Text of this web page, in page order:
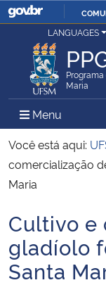
Ministério da Justiça e
Ministério da Defesa
Ministério das Relações
Ministério da Economia
Ministério da Infraestrutura
Ministério da
LANGUAGES
Maria
Menu Menu
Você está aqui:
comercialização
Maria
Início do conteúdo
Cultivo e
gladíolo
Santa